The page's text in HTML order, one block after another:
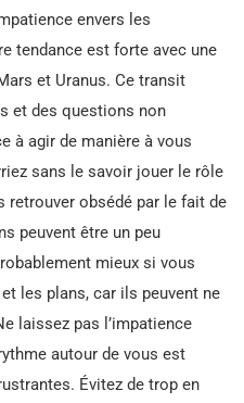
envers les
tendance est forte avec une
et Uranus. Ce transit
et des questions non
à agir de manière à vous
sans le savoir jouer le rôle
retrouver obsédé par le fait de
peuvent être un peu
mieux si vous
les plans, car ils peuvent ne
laissez pas l’impatience
autour de vous est
Évitez de trop en